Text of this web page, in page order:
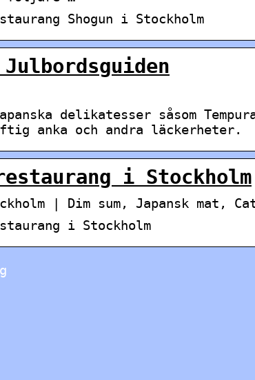
Shogun i Stockholm
delikatesser såsom
anka och andra läckerheter.
i Stockholm
| Dim sum, Japansk mat,
i Stockholm